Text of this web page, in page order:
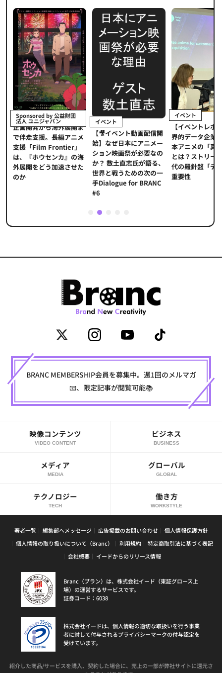
Sponsored by 公益財団
法人 ユニジャパン
企画開発から海外展開ま
で伴走支援。長編アニメ
支援「Film Frontier」
は、『ホウセンカ』の海
外展開をどう加速させた
のか
イベント
【🎥イベント動画配信開
始】なぜ日本にアニメー
ション映画祭が必要なの
か？ 数土直志氏が語る、
世界と戦うための次の一
手Dialogue for BRANC
#6
イベント
【イベントレポ
界的データ企業
本アニメの「真
とは？ストリー
代の羅針盤「デ
重要性
2
BRANC MEMBERSHIP会員を募集中。週1回のメルマガ
📧、限定記事が閲覧可能📚
映像コンテンツ
VIDEO CONTENT
ビジネス
BUSINESS
メディア
MEDIA
グローバル
GLOBAL
テクノロジー
TECH
働き方
WORKSTYLE
著者一覧 編集部へメッセージ 広告掲載のお問い合わせ
個人情報保護方針
個人情報の取り扱いについて（Branc）
利用規約
特定商取引法に基づく表記
会社概要
イードからのリリース情報
Branc（ブラン）は、株式会社イード（東証グロース上
場）の運営するサービスです。
証券コード：6038
株式会社イードは、個人情報の適切な取扱いを行う事業
者に対して付与されるプライバシーマークの付与認定を
受けています。
紹介した商品/サービスを購入、契約した場合に、売上の一部が弊社サイトに還元さ